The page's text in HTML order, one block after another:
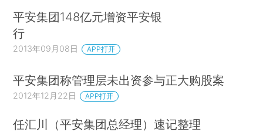
平安集团148亿元增资平安银
行
2013年09月08日 APP打开
平安集团称管理层未出资参与正大购股案
2012年12月22日 APP打开
任汇川（平安集团总经理）速记整理